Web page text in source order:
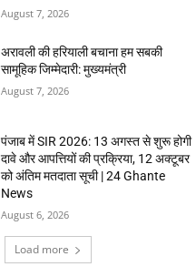
August 7, 2026
अरावली की हरियाली बचाना हम सबकी
सामूहिक जिम्मेदारी: मुख्यमंत्री
August 7, 2026
पंजाब में SIR 2026: 13 अगस्त से शुरू होगी
दावे और आपत्तियों की प्रक्रिया, 12 अक्टूबर
को अंतिम मतदाता सूची | 24 Ghante
News
August 6, 2026
Load more